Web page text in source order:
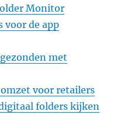
Monitor
voor de app
met
voor retailers
folders kijken